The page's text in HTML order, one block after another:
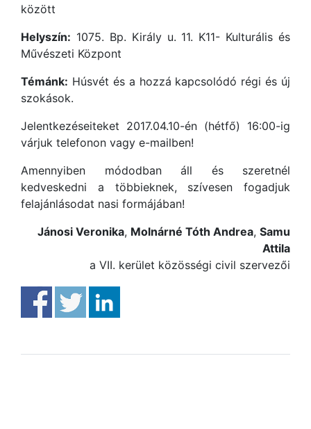
között
Helyszín: 1075. Bp. Király u. 11. K11- Kulturális és
Művészeti Központ
Témánk: Húsvét és a hozzá kapcsolódó régi és új
szokások.
Jelentkezéseiteket 2017.04.10-én (hétfő) 16:00-ig
várjuk telefonon vagy e-mailben!
Amennyiben módodban áll és szeretnél
kedveskedni a többieknek, szívesen fogadjuk
felajánlásodat nasi formájában!
Jánosi Veronika, Molnárné Tóth Andrea, Samu
Attila
a VII. kerület közösségi civil szervezői